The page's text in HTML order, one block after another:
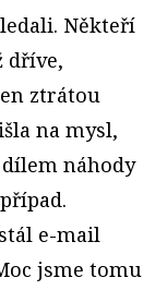
Někteří
dříve,
ztrátou
na mysl,
náhody
e­-mail
jsme tomu